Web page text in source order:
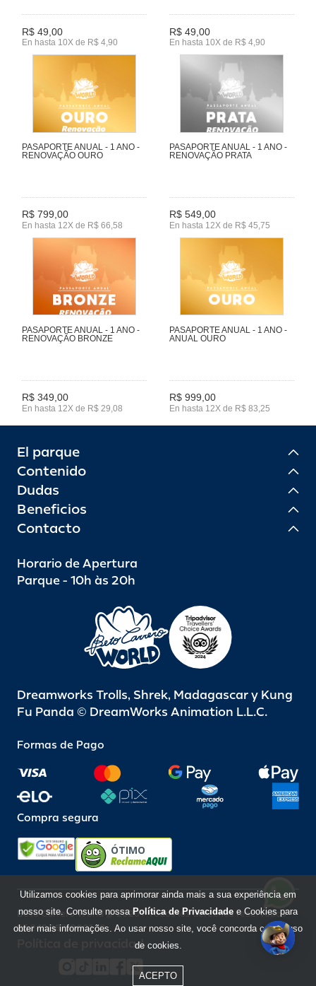
R$ 49,00
En hasta 10X de R$ 4,90
R$ 49,00
En hasta 10X de R$ 4,90
PASAPORTE ANUAL - 1 ANO -
RENOVAÇÃO OURO
R$ 799,00
En hasta 12X de R$ 66,58
PASAPORTE ANUAL - 1 ANO -
RENOVAÇÃO PRATA
R$ 549,00
En hasta 12X de R$ 45,75
PASAPORTE ANUAL - 1 ANO -
RENOVAÇÃO BRONZE
R$ 349,00
En hasta 12X de R$ 29,08
PASAPORTE ANUAL - 1 ANO -
ANUAL OURO
R$ 999,00
En hasta 12X de R$ 83,25
El parque
Contenido
Dudas
Beneficios
Contacto
Horario de Apertura
Parque - 10h às 20h
Dreamworks Trolls, Shrek, Madagascar y Kung
Fu Panda © DreamWorks Animation L.L.C.
Formas de Pago
Compra segura
ÓTIMO
Beto Carrero World @ 2026 / Todos los derechos reservados
85.248.987/0001-10
Política de privacidad
Utilizamos cookies para aprimorar ainda mais a sua experiência em
nosso site. Consulte nossa Política de Privacidade e Cookies para
obter mais informações. Ao usar nosso site, você concorda com o uso
de cookies.
ACEPTO